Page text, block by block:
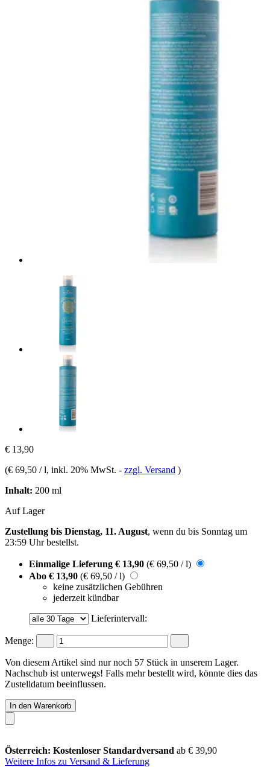
€ 13,90
(€ 69,50 / l, inkl. 20% MwSt. - zzgl. Versand )
Inhalt: 200 ml
Auf Lager
Zustellung bis Dienstag, 11. August, wenn du bis Sonntag um
23:59 Uhrbestellst.
Einmalige Lieferung € 13,90 (€ 69,50 / l)
Abo € 13,90 (€ 69,50 / l)
keine zusätzlichen Gebühren
jederzeit kündbar
Lieferintervall:
Menge:
Von diesem Artikel sind nur noch 57 Stück in unserem Lager.
Nachschub ist unterwegs! Falls mehr bestellt wird, könnte dies das
Zustelldatum beeinflussen.
In den Warenkorb
Österreich: Kostenloser Standardversand ab € 39,90
Weitere Infos zu Versand & Lieferung